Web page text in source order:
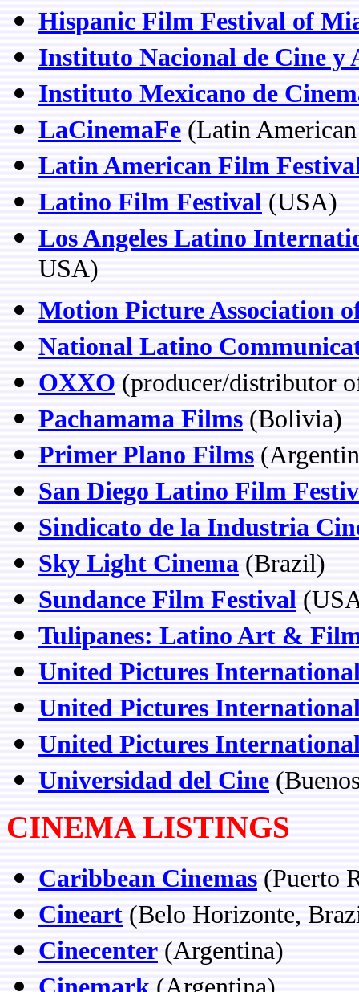
Hispanic Film Festival of
Instituto Nacional de Cine y
Instituto Mexicano de
LaCinemaFe (Latin
Latin American Film
Latino Film Festival (USA)
Los Angeles Latino
USA)
Motion Picture Association
National Latino
OXXO (producer/distributor
Pachamama Films (Bolivia)
Primer Plano Films
San Diego Latino Film
Sindicato de la Industria
Sky Light Cinema (Brazil)
Sundance Film Festival
Tulipanes: Latino Art &
United Pictures
United Pictures
United Pictures
Universidad del Cine
CINEMA LISTINGS
Caribbean Cinemas (Puerto
Cineart (Belo Horizonte,
Cinecenter (Argentina)